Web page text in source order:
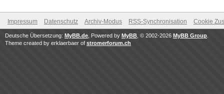
Impressum Datenschutz Archiv-Modus RSS-Synchronisation Cookie
Deutsche Übersetzung: MyBB.de , Powered by MyBB , © 2002-2026 MyBB Group
Theme created by erklaerbaer of stromerforum.ch